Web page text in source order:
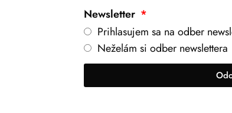
Newsletter
Prihlasujem sa na odber
Neželám si odber newslettera